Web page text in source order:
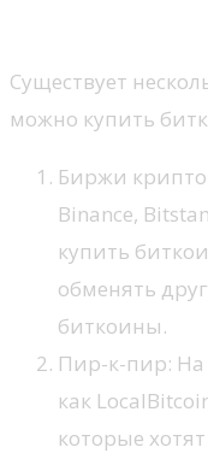
Существует
можно купить
Биржи
Binance,
купить
обменять
биткоины.
Пир-к-пир: На
как
которые